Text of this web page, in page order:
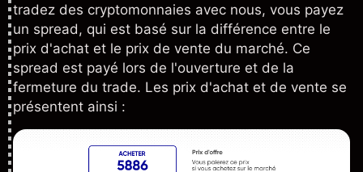
tradez des cryptomonnaies avec nous, vous payez
un spread, qui est basé sur la différence entre le
prix d'achat et le prix de vente du marché. Ce
spread est payé lors de l'ouverture et de la
fermeture du trade. Les prix d'achat et de vente se
présentent ainsi :